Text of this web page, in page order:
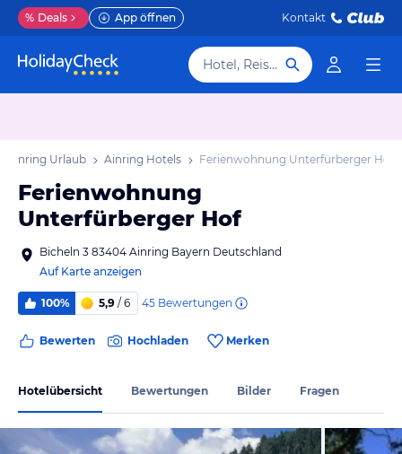
% Deals App öffnen Kontakt
Hotel, Reiseziel
Ainring Urlaub Ainring Hotels Ferienwohnung Unterfürberger Hof
Ferienwohnung
Unterfürberger Hof
Bicheln 3 83404 Ainring Bayern Deutschland
Auf Karte anzeigen
100% 5,9 / 6 45 Bewertungen
Bewerten Hochladen Merken
Hotelübersicht Bewertungen Bilder Fragen